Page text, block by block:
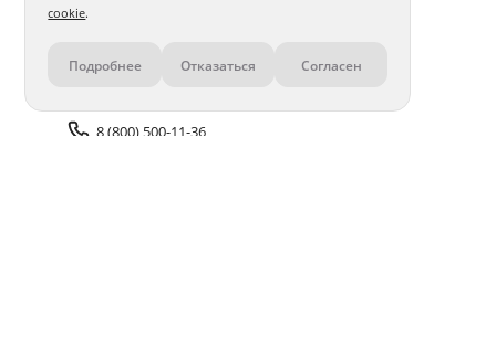
Контакты
8 (800) 500-11-36
cookie.
Подробнее Отказаться Согласен